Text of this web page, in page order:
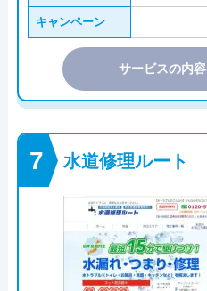
キャンペーン
サービスの内
水道修理ルート